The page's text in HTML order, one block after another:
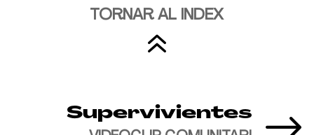
TORNAR AL INDEX
6
Supervivientes